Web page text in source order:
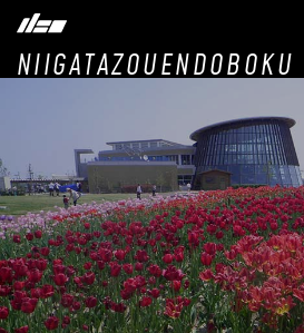
NIIGATAZOUENDOBOKU